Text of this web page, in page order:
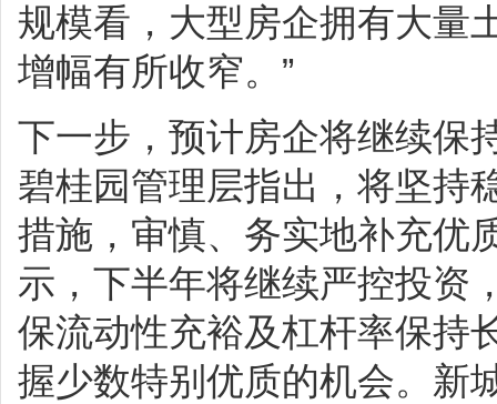
规模看，大型房企拥有大量
增幅有所收窄。”
下一步，预计房企将继续保
碧桂园管理层指出，将坚持
措施，审慎、务实地补充优
示，下半年将继续严控投资
保流动性充裕及杠杆率保持
握少数特别优质的机会。新